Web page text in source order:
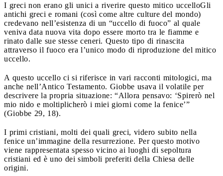
I greci non erano gli unici a riverire questo mitico uccelloGli
antichi greci e romani (così come altre culture del mondo)
credevano nell’esistenza di un “uccello di fuoco” al quale
veniva data nuova vita dopo essere morto tra le fiamme e
rinato dalle sue stesse ceneri. Questo tipo di rinascita
attraverso il fuoco era l’unico modo di riproduzione del mitico
uccello.
A questo uccello ci si riferisce in vari racconti mitologici, ma
anche nell’Antico Testamento. Giobbe usava il volatile per
descrivere la propria situazione: “Allora pensavo: ‘Spirerò nel
mio nido e moltiplicherò i miei giorni come la fenice’”
(Giobbe 29, 18).
I primi cristiani, molti dei quali greci, videro subito nella
fenice un’immagine della resurrezione. Per questo motivo
viene rappresentata spesso vicino ai luoghi di sepoltura
cristiani ed è uno dei simboli preferiti della Chiesa delle
origini.